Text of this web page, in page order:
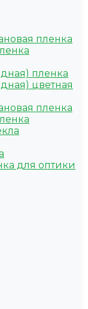
пленка
пленка
цветная
пленка
для оптики